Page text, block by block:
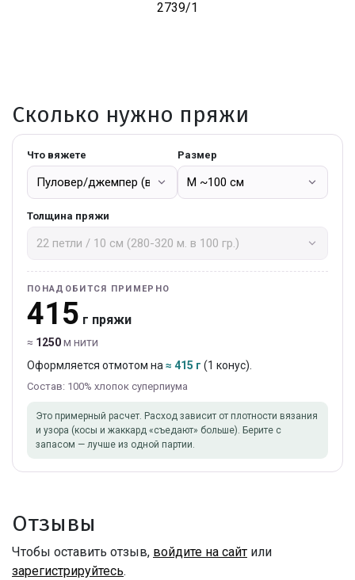
2739/1
Сколько нужно пряжи
Что вяжете Размер
Толщина пряжи
ПОНАДОБИТСЯ ПРИМЕРНО
415 г пряжи
≈ 1250м нити
Оформляется отмотом на≈ 415 г (1 конус).
Состав: 100% хлопок суперпиума
Это примерный расчет. Расход зависит от плотности вязания
и узора (косы и жаккард «съедают» больше). Берите с
запасом — лучше из одной партии.
Отзывы
Чтобы оставить отзыв, войдите на сайт или
зарегистрируйтесь.